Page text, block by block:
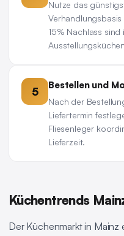
Nutze das
15% Nachlass
5 Bestellen und
Nach der
Liefertermin
Fliesenleger
Lieferzeit.
Küchentrends
Der Küchenmarkt in Mainz